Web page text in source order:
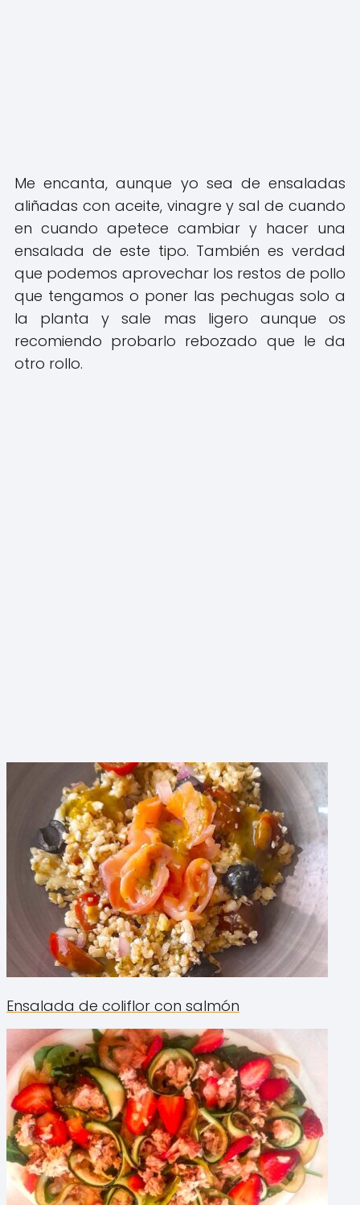
Me encanta, aunque yo sea de ensaladas
aliñadas con aceite, vinagre y sal de cuando
en cuando apetece cambiar y hacer una
ensalada de este tipo. También es verdad
que podemos aprovechar los restos de pollo
que tengamos o poner las pechugas solo a
la planta y sale mas ligero aunque os
recomiendo probarlo rebozado que le da
otro rollo.
Ensalada de coliflor con salmón